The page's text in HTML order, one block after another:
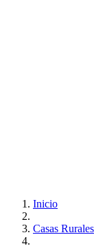
Inicio
Casas Rurales